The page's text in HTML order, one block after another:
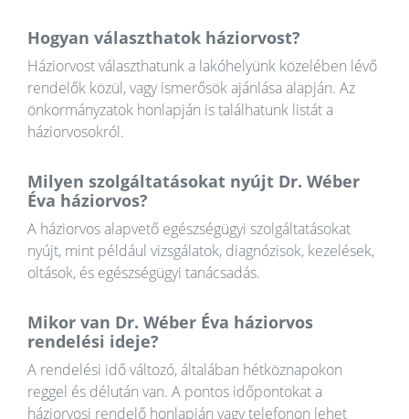
Hogyan választhatok háziorvost?
Háziorvost választhatunk a lakóhelyünk közelében lévő
rendelők közül, vagy ismerősök ajánlása alapján. Az
önkormányzatok honlapján is találhatunk listát a
háziorvosokról.
Milyen szolgáltatásokat nyújt Dr. Wéber
Éva háziorvos?
A háziorvos alapvető egészségügyi szolgáltatásokat
nyújt, mint például vizsgálatok, diagnózisok, kezelések,
oltások, és egészségügyi tanácsadás.
Mikor van Dr. Wéber Éva háziorvos
rendelési ideje?
A rendelési idő változó, általában hétköznapokon
reggel és délután van. A pontos időpontokat a
háziorvosi rendelő honlapján vagy telefonon lehet